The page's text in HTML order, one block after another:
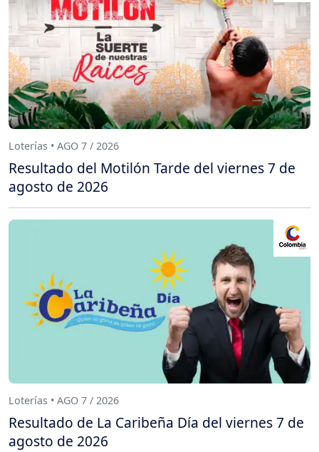
Loterías • AGO 7 / 2026
Resultado del Motilón Tarde del viernes 7 de
agosto de 2026
Loterías • AGO 7 / 2026
Resultado de La Caribeña Día del viernes 7 de
agosto de 2026